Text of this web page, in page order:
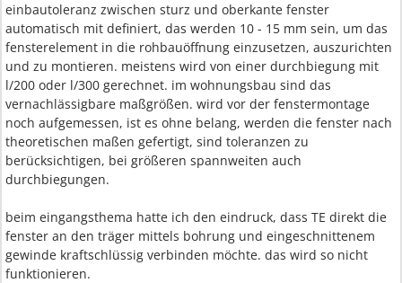
einbautoleranz zwischen sturz und oberkante fenster
automatisch mit definiert, das werden 10 - 15 mm sein, um das
fensterelement in die rohbauöffnung einzusetzen, auszurichten
und zu montieren. meistens wird von einer durchbiegung mit
l/200 oder l/300 gerechnet. im wohnungsbau sind das
vernachlässigbare maßgrößen. wird vor der fenstermontage
noch aufgemessen, ist es ohne belang, werden die fenster nach
theoretischen maßen gefertigt, sind toleranzen zu
berücksichtigen, bei größeren spannweiten auch
durchbiegungen.
beim eingangsthema hatte ich den eindruck, dass TE direkt die
fenster an den träger mittels bohrung und eingeschnittenem
gewinde kraftschlüssig verbinden möchte. das wird so nicht
funktionieren.